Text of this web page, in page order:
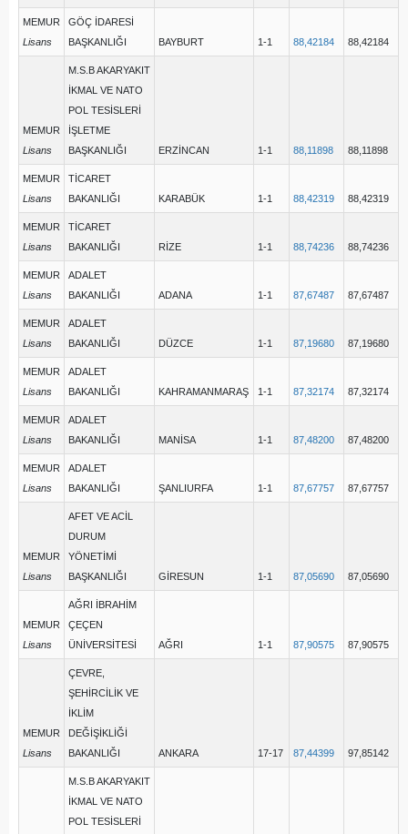
MEMUR
Lisans
GÖÇ İDARESİ
BAŞKANLIĞI
BAYBURT 1-1 88,42184 88,42184
MEMUR
Lisans
M.S.B AKARYAKIT
İKMAL VE NATO
POL TESİSLERİ
İŞLETME
BAŞKANLIĞI
ERZİNCAN 1-1 88,11898 88,11898
MEMUR
Lisans
TİCARET
BAKANLIĞI
KARABÜK 1-1 88,42319 88,42319
MEMUR
Lisans
TİCARET
BAKANLIĞI
RİZE 1-1 88,74236 88,74236
MEMUR
Lisans
ADALET
BAKANLIĞI
ADANA 1-1 87,67487 87,67487
MEMUR
Lisans
ADALET
BAKANLIĞI
DÜZCE 1-1 87,19680 87,19680
MEMUR
Lisans
ADALET
BAKANLIĞI
KAHRAMANMARAŞ 1-1 87,32174 87,32174
MEMUR
Lisans
ADALET
BAKANLIĞI
MANİSA 1-1 87,48200 87,48200
MEMUR
Lisans
ADALET
BAKANLIĞI
ŞANLIURFA 1-1 87,67757 87,67757
MEMUR
Lisans
AFET VE ACİL
DURUM
YÖNETİMİ
BAŞKANLIĞI
GİRESUN 1-1 87,05690 87,05690
MEMUR
Lisans
AĞRI İBRAHİM
ÇEÇEN
ÜNİVERSİTESİ
AĞRI 1-1 87,90575 87,90575
MEMUR
Lisans
ÇEVRE,
ŞEHİRCİLİK VE
İKLİM
DEĞİŞİKLİĞİ
BAKANLIĞI
ANKARA 17-17 87,44399 97,85142
M.S.B AKARYAKIT
İKMAL VE NATO
POL TESİSLERİ